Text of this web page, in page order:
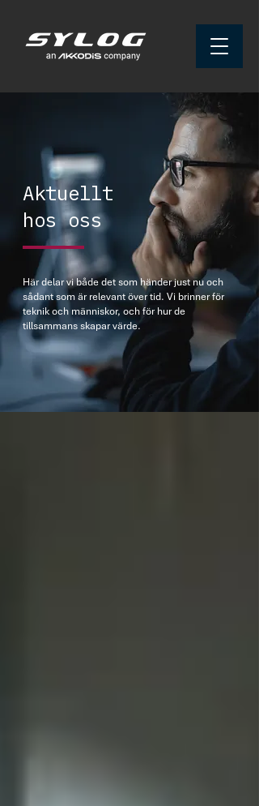
​Aktuellt
hos oss
Här delar vi både det som händer just nu och
sådant som är relevant över tid. Vi brinner för
teknik och människor, och för hur de
tillsammans skapar värde.